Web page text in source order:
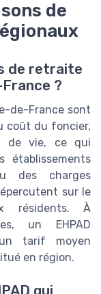
de
de retraite
?
de-France sont
coût du foncier,
de vie, ce qui
établissements
des charges
sur le
résidents. À
un EHPAD
tarif moyen
en région.